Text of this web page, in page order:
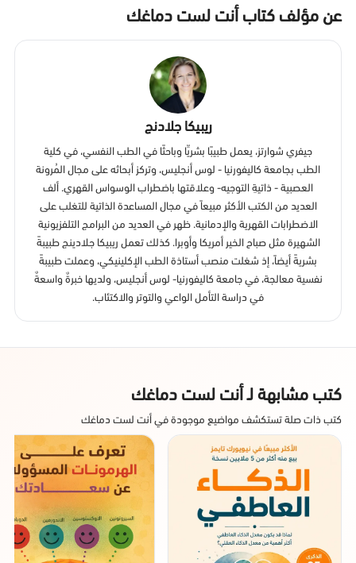
عن مؤلف كتاب أنت لست دماغك
ريبيكا جلادنج
جيفري شوارتز، يعمل طبيبًا بشريِّا وباحثًا في الطب النفسي، في كلية
الطب بجامعة كاليفورنيا - لوس أنجليس، وتركز أبحاثه على مجال المُرونة
العصبية - ذاتيةِ التوجيه- وعلاقتها باضطراب الوسواس القهري. ألف
العديد من الكتب الأكثر مبيعاً في مجال المساعدة الذاتية للتغلب على
الاضطرابات القهرية والإدمانية. ظهر في العديد من البرامج التلفزيونية
الشهيرة مثل صباح الخير أمريكا وأوبرا. كذلك تعمل ريبيكا جلادينج طبيبةً
بشريةً أيضاً، إذ شغلت منصب أستاذة الطب الإكلينيكي، وعملت طبيبةً
نفسية معالجة، في جامعة كاليفورنيا- لوس أنجليس، ولديها خبرةٌ واسعةٌ
في دراسة التأمل الواعي والتوتر والاكتئاب.
كتب مشابهة لـ أنت لست دماغك
كتب ذات صلة تستكشف مواضيع موجودة في أنت لست دماغك